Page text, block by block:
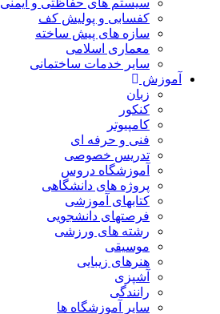
سیستم های حفاظتی و ایمنی
کفسابی و پولیش کف
سازه های پیش ساخته
معماری اسلامی
سایر خدمات ساختمانی
آموزش
زبان
کنکور
کامپیوتر
فنی و حرفه ای
تدریس خصوصی
آموزشگاه دروس
پروژه های دانشگاهی
کتابهای آموزشی
فرصتهای دانشجویی
رشته های ورزشی
موسیقی
هنرهای زیبایی
آشپزی
رانندگی
سایر آموزشگاه ها